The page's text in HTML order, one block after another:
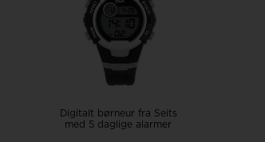
Digitalt børneur fra Seits
med 5 daglige alarmer